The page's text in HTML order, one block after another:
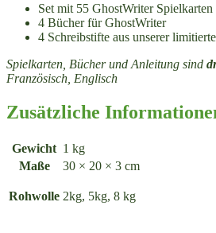
Set mit 55 GhostWriter Spielkarten
4 Bücher für GhostWriter
4 Schreibstifte aus unserer
Spielkarten, Bücher und Anleitung sind
Französisch, Englisch
Zusätzliche
Gewicht 1 kg
Maße
30 × 20 × 3 cm
Rohwolle 2kg, 5kg, 8 kg